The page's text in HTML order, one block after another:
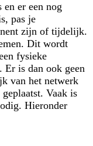
er een nog
pas je
zijn of tijdelijk.
Dit wordt
fysieke
Er is dan ook geen
van het netwerk
Vaak is
Hieronder